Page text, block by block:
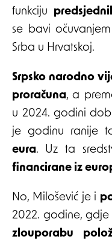
funkciju
se bavi
Srba u Hrvatskoj.
Srpsko narodno
proračuna, a
u 2024. godini
je godinu ranije
eura. Uz ta
financirane iz
No, Milošević je i
2022. godine,
zlouporabu